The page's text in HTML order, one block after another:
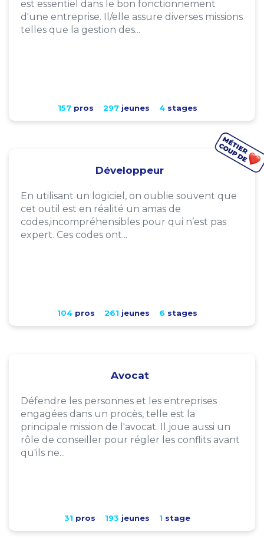
est essentiel dans le bon fonctionnement
d'une entreprise. Il/elle assure diverses missions
telles que la gestion des...
157pros 297jeunes 4stages
Développeur
En utilisant un logiciel, on oublie souvent que
cet outil est en réalité un amas de
codes,incompréhensibles pour qui n’est pas
expert. Ces codes ont...
104 pros 261 jeunes 6 stages
Avocat
Défendre les personnes et les entreprises
engagées dans un procès, telle est la
principale mission de l'avocat. Il joue aussi un
rôle de conseiller pour régler les conflits avant
qu'ils ne...
31 pros 193 jeunes 1 stage